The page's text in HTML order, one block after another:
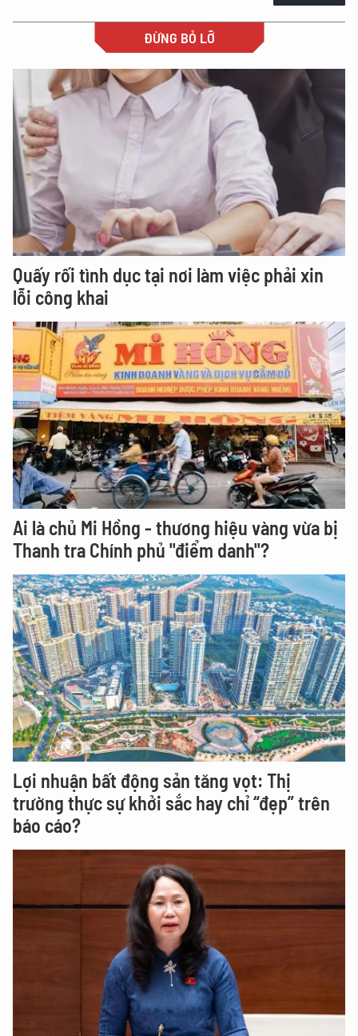
ĐỪNG BỎ LỠ
Quấy rối tình dục tại nơi làm việc phải xin
lỗi công khai
Ai là chủ Mi Hồng - thương hiệu vàng vừa bị
Thanh tra Chính phủ "điểm danh"?
Lợi nhuận bất động sản tăng vọt: Thị
trường thực sự khởi sắc hay chỉ “đẹp” trên
báo cáo?